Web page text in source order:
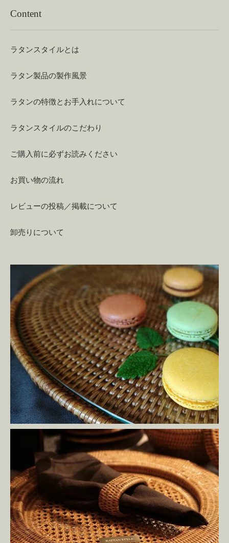
Content
ラタンスタイルとは
ラタン製品の製作風景
ラタンの特徴とお手入れについて
ラタンスタイルのこだわり
ご購入前に必ずお読みください
お買い物の流れ
レビューの投稿／掲載について
卸売りについて